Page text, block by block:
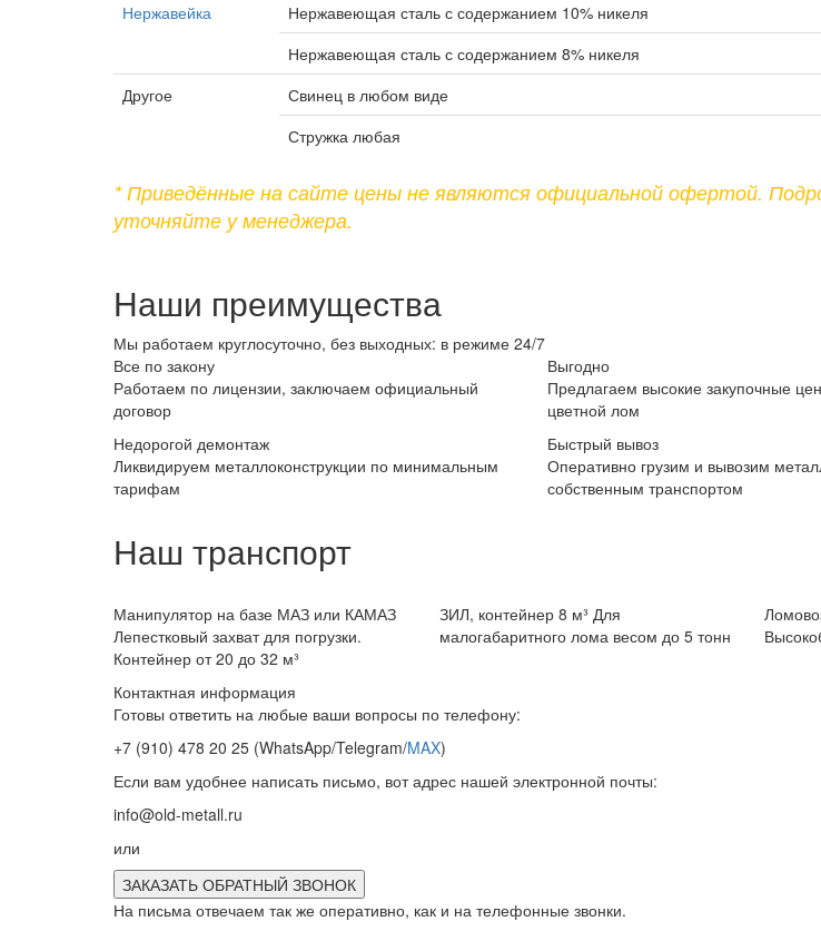
Нержавейка
Нержавеющая сталь с содержанием 10% никеля
Нержавеющая сталь с содержанием 8% никеля
Другое
Свинец в любом виде
Стружка любая
* Приведённые на сайте цены не являются официальной офертой.
уточняйте у менеджера.
Наши преимущества
Мы работаем круглосуточно, без выходных: в режиме 24/7
Все по закону
Работаем по лицензии, заключаем официальный
договор
Выгодно
Предлагаем высокие закупочные
цветной лом
Недорогой демонтаж
Ликвидируем металлоконструкции по минимальным
тарифам
Быстрый вывоз
Оперативно грузим и вывозим
собственным транспортом
Наш транспорт
Манипулятор на базе МАЗ или КАМАЗ
Лепестковый захват для погрузки.
Контейнер от 20 до 32 м³
ЗИЛ, контейнер 8 м³Для
малогабаритного лома весом до 5 тонн
Контактная информация
Готовы ответить на любые ваши вопросы по телефону:
+7 (910) 478 20 25 (WhatsApp/Telegram/MAX)
Если вам удобнее написать письмо, вот адрес нашей электронной почты:
info@old-metall.ru
или
ЗАКАЗАТЬ ОБРАТНЫЙ ЗВОНОК
На письма отвечаем так же оперативно, как и на телефонные звонки.